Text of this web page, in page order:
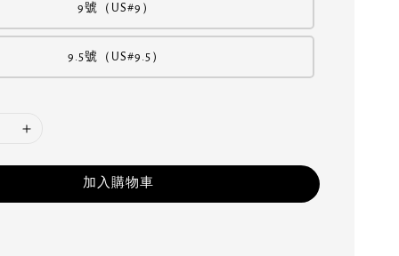
9號（US#9）
9.5號（US#9.5）
加入購物車